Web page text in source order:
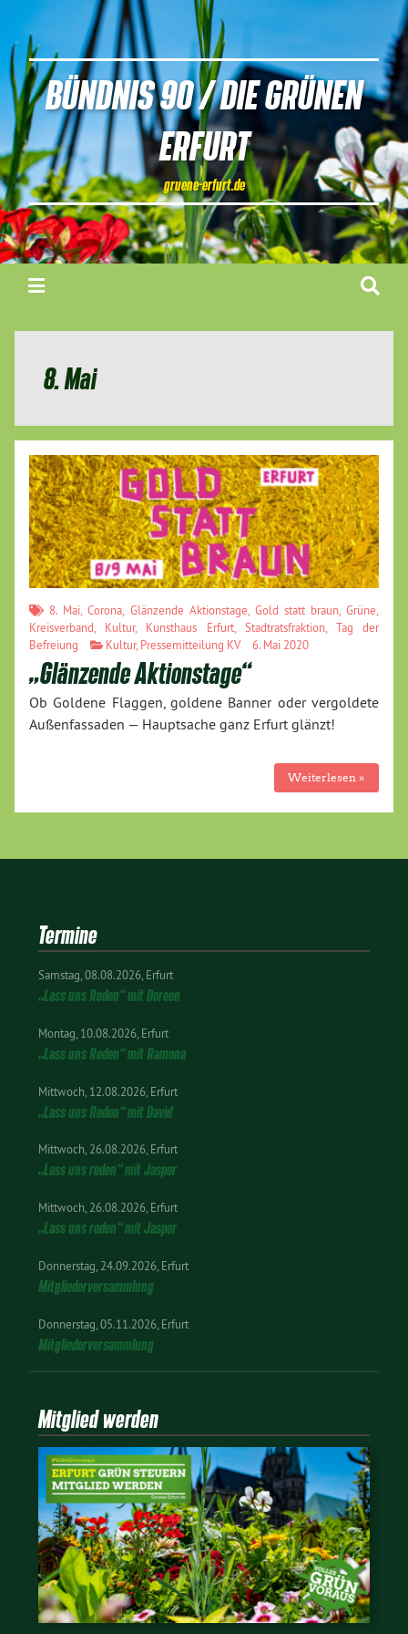
BÜNDNIS 90 / DIE GRÜNEN
ERFURT
gruene-erfurt.de
8. Mai
8. Mai,Corona, Glänzende Aktionstage, Gold statt braun,Grüne,
Kreisverband, Kultur, Kunsthaus Erfurt, Stadtratsfraktion, Tag der
Befreiung
Kultur, Pressemitteilung KV 6. Mai 2020
„Glänzende Aktionstage“
Ob Goldene Flaggen, goldene Banner oder vergoldete
Außenfassaden — Hauptsache ganz Erfurt glänzt!
Weiterlesen »
Termine
Samstag 08.08.2026 Erfurt
„Lass uns Reden“ mit Doreen
Montag 10.08.2026 Erfurt
„Lass uns Reden“ mit Ramona
Mittwoch 12.08.2026 Erfurt
„Lass uns Reden“ mit David
Mittwoch 26.08.2026 Erfurt
„Lass uns reden“ mit Jasper
Mittwoch 26.08.2026 Erfurt
„Lass uns reden“ mit Jasper
Donnerstag 24.09.2026 Erfurt
Mitgliederversammlung
Donnerstag 05.11.2026 Erfurt
Mitgliederversammlung
Mitglied werden